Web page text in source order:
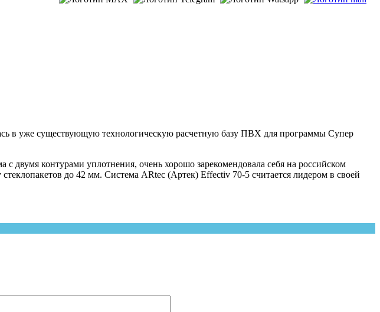
в уже существующую технологическую расчетную базу ПВХ для программы Супер
двумя контурами уплотнения, очень хорошо зарекомендовала себя на российском
до 42 мм. Система ARtec (Артек) Effectiv 70-5 считается лидером в своей